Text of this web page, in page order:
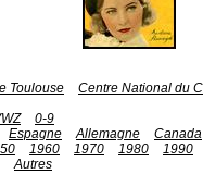
Toulouse
Centre National du
0-9
Espagne Allemagne Canada
1960 1970 1980 1990
Autres